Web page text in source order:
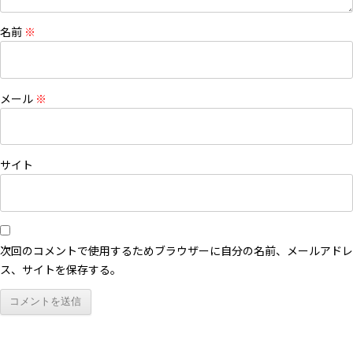
名前 ※
メール ※
サイト
次回のコメントで使用するためブラウザーに自分の名前、メールアドレ
ス、サイトを保存する。